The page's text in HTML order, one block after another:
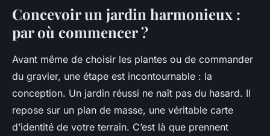
Concevoir un jardin harmonieux :
par où commencer ?
Avant même de choisir les plantes ou de commander
du gravier, une étape est incontournable : la
conception. Un jardin réussi ne naît pas du hasard. Il
repose sur un plan de masse, une véritable carte
d’identité de votre terrain. C’est là que prennent